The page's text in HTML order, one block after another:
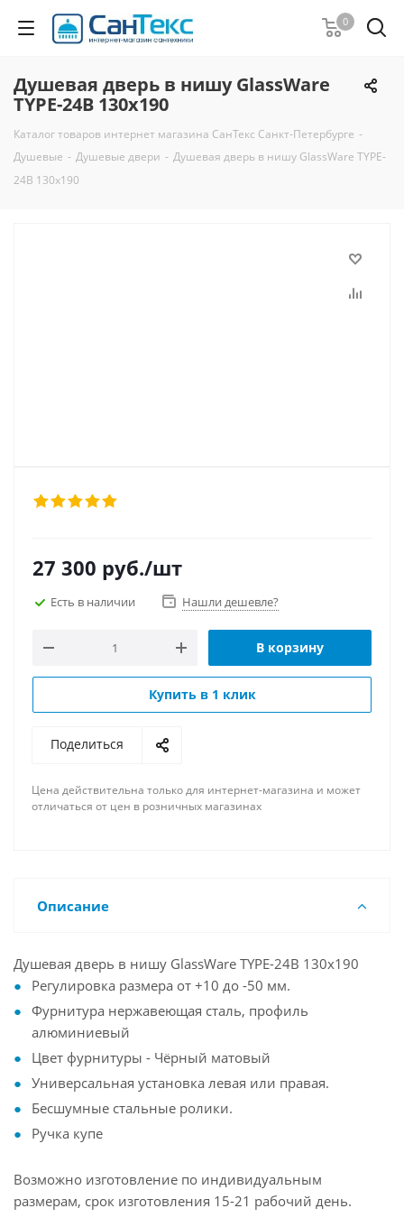
0
Душевая дверь в нишу GlassWare
TYPE-24B 130х190
Каталог товаров интернет магазина СанТекс Санкт-Петербурге -
Душевые - Душевые двери - Душевая дверь в нишу GlassWare TYPE-
24B 130х190
27 300 руб./шт
Есть в наличии Нашли дешевле?
В корзину
Купить в 1 клик
Поделиться
Цена действительна только для интернет-магазина и может
отличаться от цен в розничных магазинах
Описание
Душевая дверь в нишу GlassWare TYPE-24B 130х190
Регулировка размера от +10 до -50 мм.
Фурнитура нержавеющая сталь, профиль
алюминиевый
Цвет фурнитуры - Чёрный матовый
Универсальная установка левая или правая.
Бесшумные стальные ролики.
Ручка купе
Возможно изготовление по индивидуальным
размерам, срок изготовления 15-21 рабочий день.